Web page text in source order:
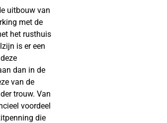
uitbouw van
met de
het rusthuis
is er een
dan in de
van de
trouw. Van
voordeel
die